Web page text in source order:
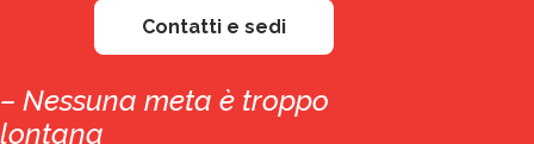
Contatti e sedi
– Nessuna meta è troppo
lontana